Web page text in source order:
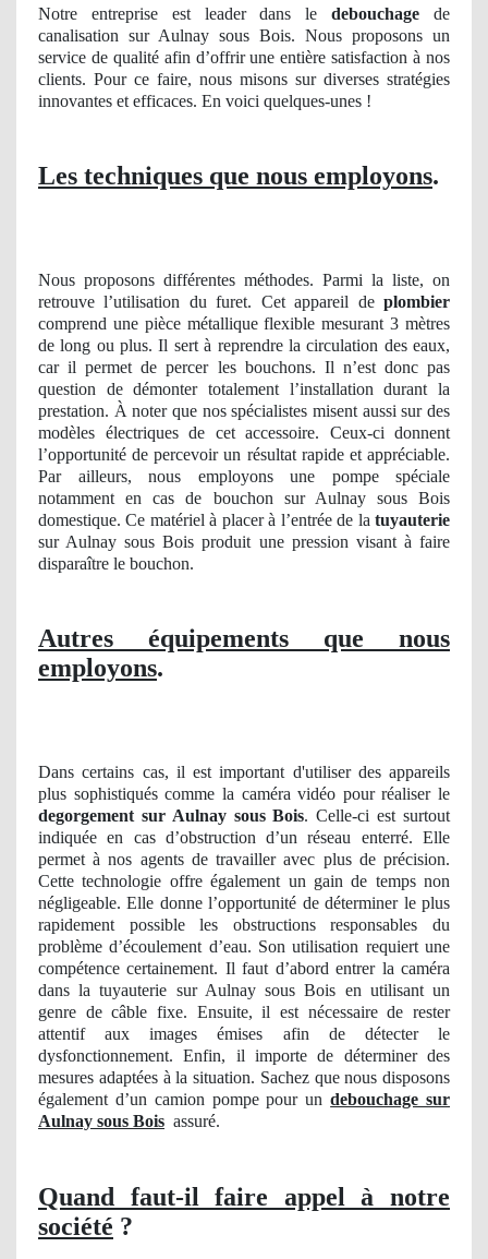
Notre entreprise est leader dans ledebouchage de
canalisation sur Aulnay sous Bois. Nous proposons un
service de qualité afin d’offrir une entière satisfaction à nos
clients. Pour ce faire, nous misons sur diverses stratégies
innovantes et efficaces. En voici quelques-unes !
Les techniques que nous employons.
Nous proposons différentes méthodes. Parmi la liste, on
retrouve l’utilisation du furet. Cet appareil de plombier
comprend une pièce métallique flexible mesurant 3 mètres
de long ou plus. Il sert à reprendre la circulation des eaux,
car il permet de percer les bouchons. Il n’est donc pas
question de démonter totalement l’installation durant la
prestation. À noter que nos spécialistes misent aussi sur des
modèles électriques de cet accessoire. Ceux-ci donnent
l’opportunité de percevoir un résultat rapide et appréciable.
Par ailleurs, nous employons une pompe spéciale
notamment en cas de bouchon sur Aulnay sous Bois
domestique. Ce matériel à placer à l’entrée de la tuyauterie
sur Aulnay sous Bois produit une pression visant à faire
disparaître le bouchon.
Autres équipements que nous
employons.
Dans certains cas, il est important d'utiliser des appareils
plus sophistiqués comme la caméra vidéo pour réaliser le
degorgement sur Aulnay sous Bois. Celle-ci est surtout
indiquée en cas d’obstruction d’un réseau enterré. Elle
permet à nos agents de travailler avec plus de précision.
Cette technologie offre également un gain de temps non
négligeable. Elle donne l’opportunité de déterminer le plus
rapidement possible les obstructions responsables du
problème d’écoulement d’eau. Son utilisation requiert une
compétence certainement. Il faut d’abord entrer la caméra
dans la tuyauterie sur Aulnay sous Bois en utilisant un
genre de câble fixe. Ensuite, il est nécessaire de rester
attentif aux images émises afin de détecter le
dysfonctionnement. Enfin, il importe de déterminer des
mesures adaptées à la situation. Sachez que nous disposons
également d’un camion pompe pour undebouchage sur
Aulnay sous Bois assuré.
Quand faut-il faire appel à notre
société ?